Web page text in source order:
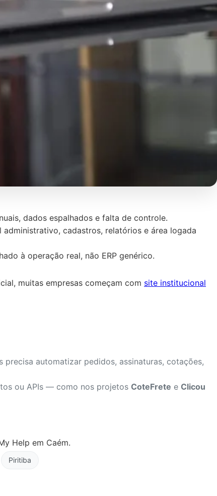
dados espalhados e falta de controle.
cadastros, relatórios e área logada
à operação real, não ERP genérico.
muitas empresas começam com site institucional
precisa automatizar pedidos, assinaturas, cotações,
ou APIs — como nos projetos CoteFrete e Clicou
Help em Caém.
Piritiba